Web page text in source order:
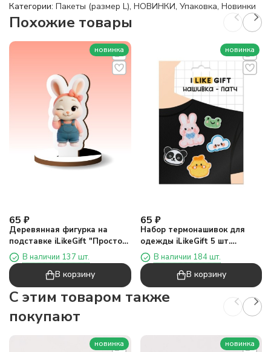
Категории: Пакеты (размер L), НОВИНКИ, Упаковка, Новинки
Похожие товары
новинка
65 ₽
Деревянная фигурка на
подставке iLikeGift "Просто
лапочка"
В наличии 137 шт.
В корзину
новинка
65 ₽
Набор термонашивок для
одежды iLikeGift 5 шт.
"Милые животные"
В наличии 184 шт.
В корзину
C этим товаром также
покупают
новинка новинка